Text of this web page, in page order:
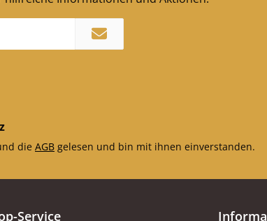
die AGB gelesen und bin mit ihnen einverstanden.
Service